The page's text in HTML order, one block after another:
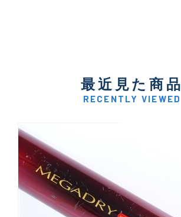
最近見た商品
RECENTLY VIEWED